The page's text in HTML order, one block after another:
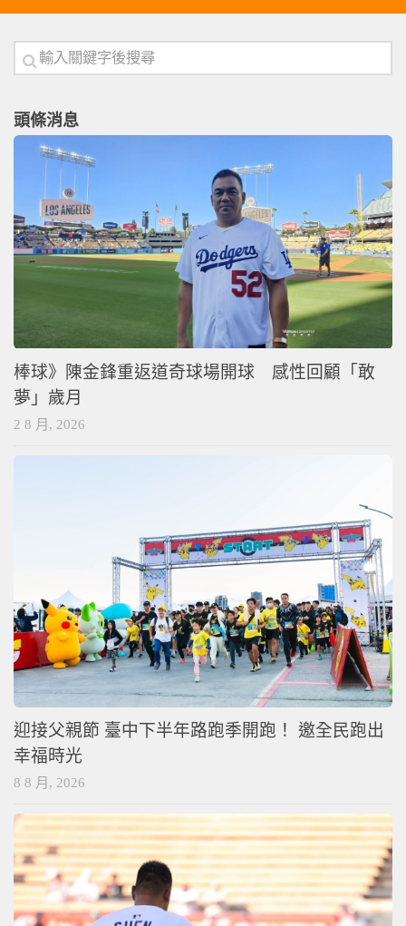
頭條消息
棒球》陳金鋒重返道奇球場開球 感性回顧「敢
夢」歲月
2 8 月, 2026
迎接父親節 臺中下半年路跑季開跑！ 邀全民跑出
幸福時光
8 8 月, 2026